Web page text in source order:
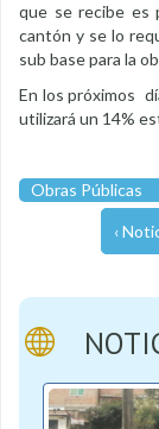
que se recibe es
cantón y se lo
sub base para la
En los próximos
utilizará un 14%
Obras Públicas
‹